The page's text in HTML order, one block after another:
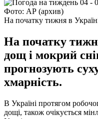
Фото: АР (архив)
На початку тижня в
На початку
дощ і мокрий
прогнозують
хмарність.
В Україні протягом
дощі, також очікується